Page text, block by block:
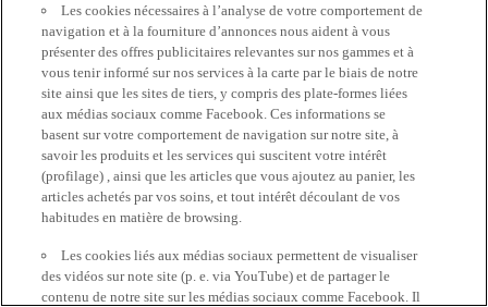
Les cookies nécessaires à l’analyse de votre comportement de
navigation et à la fourniture d’annonces nous aident à vous
présenter des offres publicitaires relevantes sur nos gammes et à
vous tenir informé sur nos services à la carte par le biais de notre
site ainsi que les sites de tiers, y compris des plate-formes liées
aux médias sociaux comme Facebook. Ces informations se
basent sur votre comportement de navigation sur notre site, à
savoir les produits et les services qui suscitent votre intérêt
(profilage) , ainsi que les articles que vous ajoutez au panier, les
articles achetés par vos soins, et tout intérêt découlant de vos
habitudes en matière de browsing.
Les cookies liés aux médias sociaux permettent de visualiser
des vidéos sur note site (p. e. via YouTube) et de partager le
contenu de notre site sur les médias sociaux comme Facebook. Il